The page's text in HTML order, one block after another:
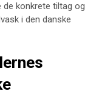
de konkrete tiltag og
i den danske